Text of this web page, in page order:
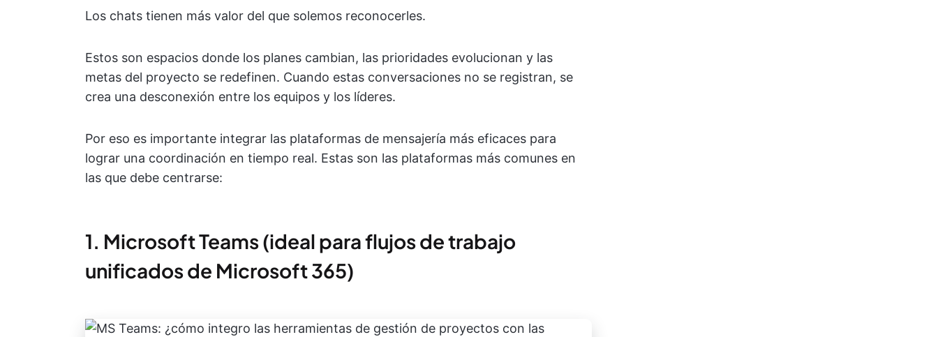
Los chats tienen más valor del que solemos reconocerles.
Estos son espacios donde los planes cambian, las prioridades evolucionan y las
metas del proyecto se redefinen. Cuando estas conversaciones no se registran, se
crea una desconexión entre los equipos y los líderes.
Por eso es importante integrar las plataformas de mensajería más eficaces para
lograr una coordinación en tiempo real. Estas son las plataformas más comunes en
las que debe centrarse:
1. Microsoft Teams (ideal para flujos de trabajo
unificados de Microsoft 365)